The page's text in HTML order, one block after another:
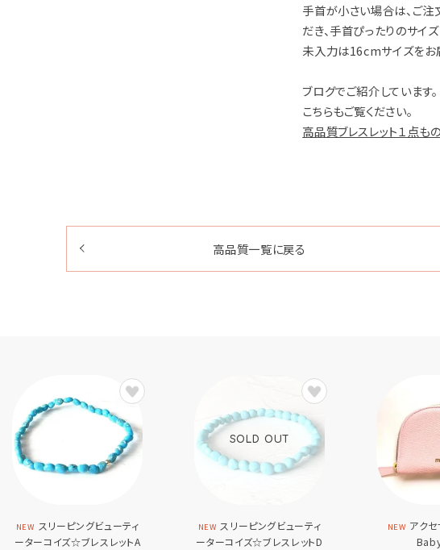
手首が小さい場合は、ご注
だき、手首ぴったりのサイ
未入力は16cmサイズをお
ブログでご紹介しています。
こちらもご覧ください。
高品質ブレスレット１点も
高品質一覧に戻る
NEW スリーピングビューティ
ーターコイズ☆ブレスレットA
SOLD OUT
NEW スリーピングビューティ
ーターコイズ☆ブレスレットD
NEW アク